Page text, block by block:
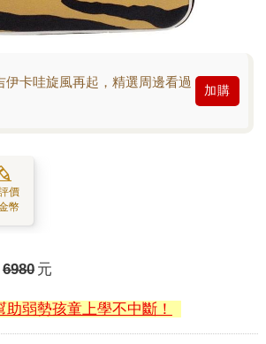
卡哇旋風再起，精選周邊看過
加購
價
幣
6980 元
弱勢孩童上學不中斷！